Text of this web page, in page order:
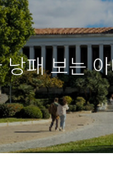
패 보는